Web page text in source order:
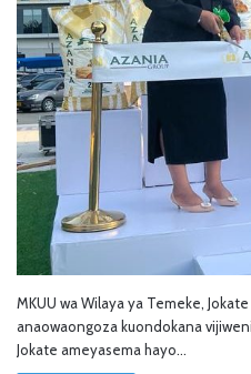
MKUU wa Wilaya ya Temeke,
anaowaongoza kuondokana
Jokate ameyasema hayo…